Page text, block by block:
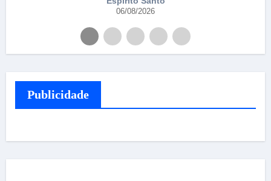
06/08/2026
Publicidade